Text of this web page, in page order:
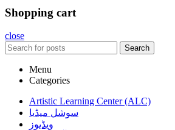
Shopping cart
close
Search
Menu
Categories
Artistic Learning Center (ALC)
سوشل میڈیا
ویڈیوز